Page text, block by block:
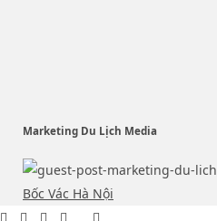
Marketing Du Lịch Media
Bốc Vác Hà Nội